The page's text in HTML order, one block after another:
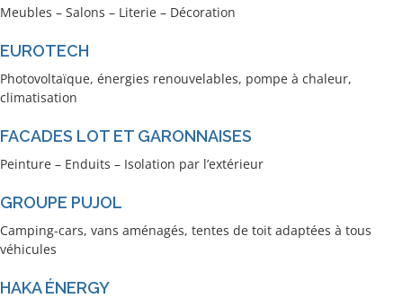
Meubles – Salons – Literie – Décoration
EUROTECH
Photovoltaïque, énergies renouvelables, pompe à chaleur,
climatisation
FACADES LOT ET GARONNAISES
Peinture – Enduits – Isolation par l’extérieur
GROUPE PUJOL
Camping-cars, vans aménagés, tentes de toit adaptées à tous
véhicules
HAKA ÉNERGY